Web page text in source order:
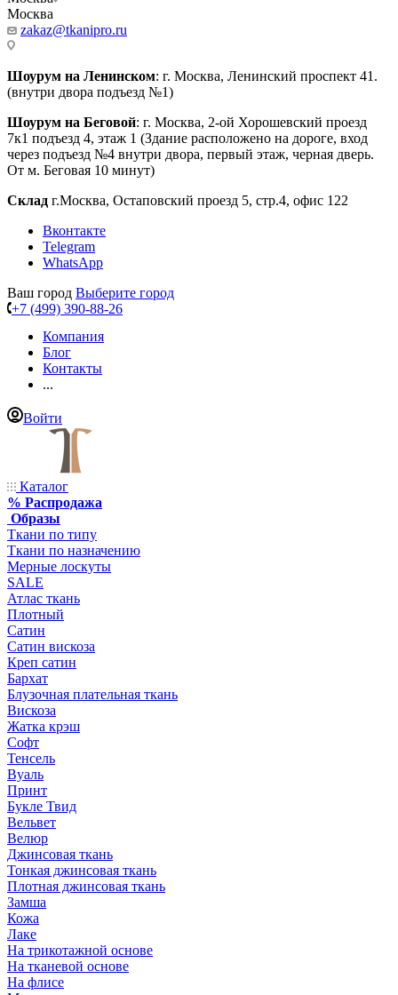
Москва
zakaz@tkanipro.ru
Шоурум на Ленинском: г. Москва, Ленинский проспект 41.
(внутри двора подъезд №1)
Шоурум на Беговой: г. Москва, 2-ой Хорошевский проезд
7к1 подъезд 4, этаж 1 (Здание расположено на дороге, вход
через подъезд №4 внутри двора, первый этаж, черная дверь.
От м. Беговая 10 минут)
Склад г.Москва, Остаповский проезд 5, стр.4, офис 122
Вконтакте
Telegram
WhatsApp
Ваш город Выберите город
+7 (499) 390-88-26
Компания
Блог
Контакты
...
Войти
Каталог
% Распродажа
Образы
Ткани по типу
Ткани по назначению
Мерные лоскуты
SALE
Атлас ткань
Плотный
Сатин
Сатин вискоза
Креп сатин
Бархат
Блузочная плательная ткань
Вискоза
Жатка крэш
Софт
Тенсель
Вуаль
Принт
Букле Твид
Вельвет
Велюр
Джинсовая ткань
Тонкая джинсовая ткань
Плотная джинсовая ткань
Замша
Кожа
Лаке
На трикотажной основе
На тканевой основе
На флисе